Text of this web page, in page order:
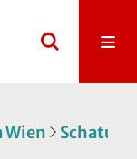
Schatulle